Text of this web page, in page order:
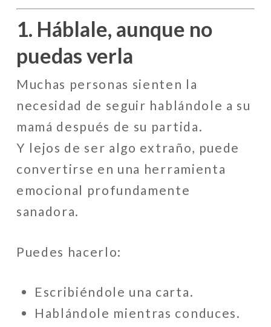
1. Háblale, aunque no
puedas verla
Muchas personas sienten la
necesidad de seguir hablándole a su
mamá después de su partida.
Y lejos de ser algo extraño, puede
convertirse en una herramienta
emocional profundamente
sanadora.
Puedes hacerlo:
Escribiéndole una carta.
Hablándole mientras conduces.